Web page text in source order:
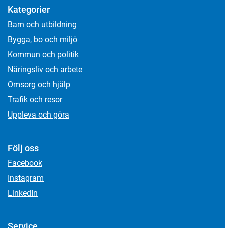
Kategorier
Barn och utbildning
Bygga, bo och miljö
Kommun och politik
Näringsliv och arbete
Omsorg och hjälp
Trafik och resor
Uppleva och göra
Följ oss
Facebook
Instagram
LinkedIn